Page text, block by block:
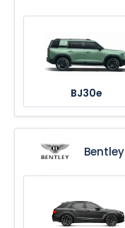
BJ30e
Bentley